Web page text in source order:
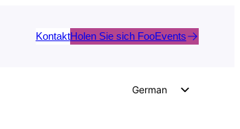
KontaktHolen Sie sich FooEvents
German